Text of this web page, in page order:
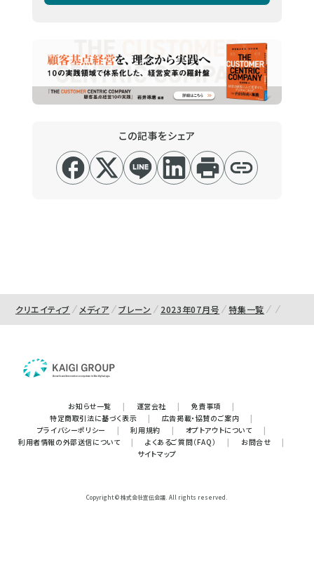
この記事をシェア
クリエイティブ メディア ブレーン 2023年07月号 特集一覧
お知らせ一覧 | 運営会社 | 免責事項
|
特定商取引法に基づく表示
| 広告掲載・協賛のご案内
|
プライバシーポリシー
| 利用規約 | オプトアウトについて
|
利用者情報の外部送信について
| よくあるご質問（FAQ） | お問合せ
|
サイトマップ
Copyright © 株式会社宣伝会議. All rights reserved.